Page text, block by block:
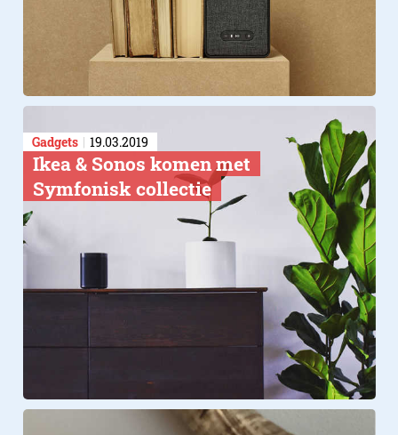
Gadgets 19.03.2019
Ikea & Sonos komen met
Symfonisk collectie